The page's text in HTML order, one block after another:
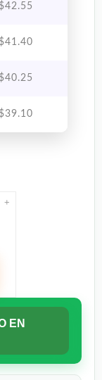
$42.55
$41.40
$40.25
$39.10
+
EN